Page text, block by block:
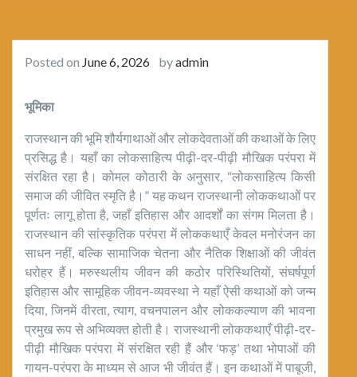
Posted on June 6, 2026 byadmin
भूमिका
राजस्थान की भूमि शौर्यगाथाओं और लोकदेवताओं की कथाओं के लिए
प्रसिद्ध है। यहाँ का लोकसाहित्य पीढ़ी-दर-पीढ़ी मौखिक परंपरा में
संरक्षित रहा है। कोमल कोठारी के अनुसार, “लोकसाहित्य किसी
समाज की जीवित स्मृति है।” यह कथन राजस्थानी लोककथाओं पर
पूर्णतः लागू होता है, जहाँ इतिहास और आदर्शों का संगम मिलता है।
राजस्थान की सांस्कृतिक परंपरा में लोककथाएँ केवल मनोरंजन का
साधन नहीं, बल्कि सामाजिक चेतना और नैतिक शिक्षाओं की जीवंत
धरोहर हैं। मरुस्थलीय जीवन की कठोर परिस्थितियों, संघर्षपूर्ण
इतिहास और सामूहिक जीवन-व्यवस्था ने यहाँ ऐसी कथाओं को जन्म
दिया, जिनमें वीरता, त्याग, वचनपालन और लोककल्याण की भावना
प्रमुख रूप से अभिव्यक्त होती है। राजस्थानी लोककथाएँ पीढ़ी-दर-
पीढ़ी मौखिक परंपरा में संरक्षित रही हैं और ‘फड़’ तथा भोपाओं की
गायन-परंपरा के माध्यम से आज भी जीवंत हैं। इन कथाओं में पाबूजी,